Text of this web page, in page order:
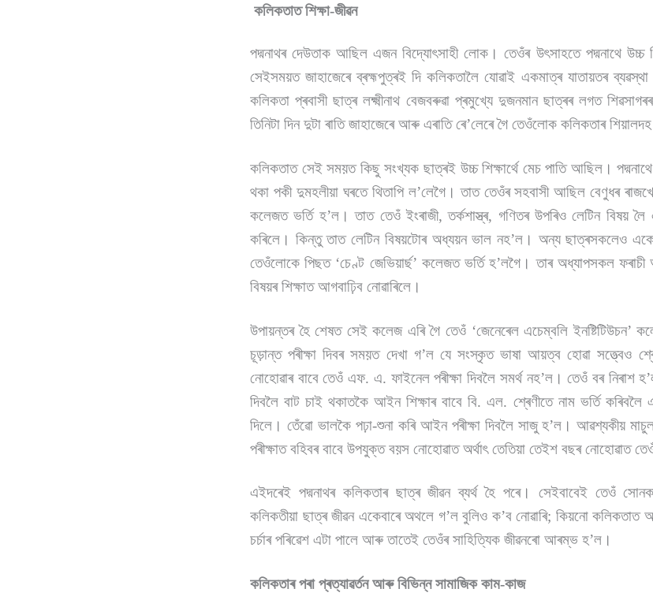
কলিকতাত শিক্ষা-জীৱন
পদ্মনাথৰ দেউতাক আছিল এজন বিদ্যোৎসাহী লোক। তেওঁৰ উৎসাহতে পদ্মনাথে উচ্চ
সেইসময়ত জাহাজেৰে ব্ৰহ্মপুত্ৰই দি কলিকতালৈ যোৱাই একমাত্ৰ যাতায়তৰ
কলিকতা প্ৰবাসী ছাত্ৰ লক্ষ্মীনাথ বেজবৰুৱা প্ৰমুখ্যে দুজনমান ছাত্ৰৰ লগত
তিনিটা দিন দুটা ৰাতি জাহাজেৰে আৰু এৰাতি ৰে’লেৰে গৈ তেওঁলোক কলিকতাৰ
কলিকতাত সেই সময়ত কিছু সংখ্যক ছাত্ৰই উচ্চ শিক্ষাৰ্থে মেচ পাতি আছিল। পদ্মনাথে
থকা পকী দুমহলীয়া ঘৰতে থিতাপি ল’লেগৈ। তাত তেওঁৰ সহবাসী আছিল বেণুধৰ
কলেজত ভৰ্তি হ’ল। তাত তেওঁ ইংৰাজী, তৰ্কশাস্ত্ৰ, গণিতৰ উপৰিও লেটিন
কৰিলে। কিন্তু তাত লেটিন বিষয়টোৰ অধ্যয়ন ভাল নহ’ল। অন্য ছাত্ৰসকলেও
তেওঁলোকে পিছত ‘চেণ্ট জেভিয়াৰ্ছ’ কলেজত ভৰ্তি হ’লগৈ। তাৰ অধ্যাপসকল
বিষয়ৰ শিক্ষাত আগবাঢ়িব নোৱাৰিলে।
উপায়ন্তৰ হৈ শেষত সেই কলেজ এৰি গৈ তেওঁ ‘জেনেৰেল এচেম্বলি
চূড়ান্ত পৰীক্ষা দিবৰ সময়ত দেখা গ’ল যে সংস্কৃত ভাষা আয়ত্ব হোৱা সত্ত্বেও
নোহোৱাৰ বাবে তেওঁ এফ. এ. ফাইনেল পৰীক্ষা দিবলৈ সমৰ্থ নহ’ল। তেওঁ বৰ নিৰাশ
দিবলৈ বাট চাই থকাতকৈ আইন শিক্ষাৰ বাবে বি. এল. শ্ৰেণীতে নাম ভৰ্তি কৰিবলৈ
দিলে। তেঁৱো ভালকৈ পঢ়া-শুনা কৰি আইন পৰীক্ষা দিবলৈ সাজু হ’ল। আৱশ্যকীয়
পৰীক্ষাত বহিবৰ বাবে উপযুক্ত বয়স নোহোৱাত অৰ্থাৎ তেতিয়া তেইশ বছৰ নোহোৱাত
এইদৰেই পদ্মনাথৰ কলিকতাৰ ছাত্ৰ জীৱন ব্যৰ্থ হৈ পৰে। সেইবাবেই তেওঁ
কলিকতীয়া ছাত্ৰ জীৱন একেবাৰে অথলে গ’ল বুলিও ক’ব নোৱাৰি; কিয়নো কলিকতাত
চৰ্চাৰ পৰিৱেশ এটা পালে আৰু তাতেই তেওঁৰ সাহিত্যিক জীৱনৰো আৰম্ভ হ’ল।
কলিকতাৰ পৰা প্ৰত্যাৱৰ্তন আৰু বিভিন্ন সামাজিক কাম-কাজ